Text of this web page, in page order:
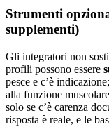
Strumenti
supplementi)
Gli integratori non
profili possono essere
pesce e c’è
alla funzione
solo se c’è carenza
risposta è reale, e le